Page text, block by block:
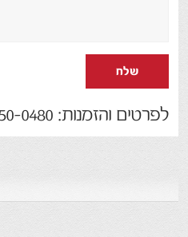
שלח
לפרטים והזמנות: 073-850-0480